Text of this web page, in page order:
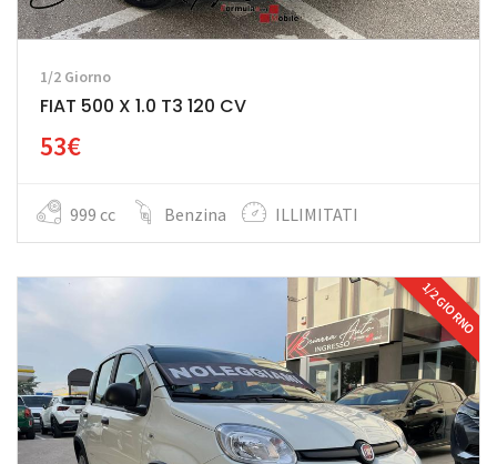
1/2 Giorno
FIAT 500 X 1.0 T3 120 CV
53€
999 cc Benzina ILLIMITATI
1/2 GIORNO